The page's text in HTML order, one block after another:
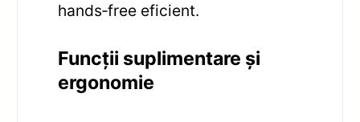
hands‑free eficient.
Funcții suplimentare și
ergonomie